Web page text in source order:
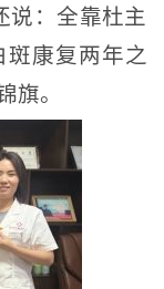
说：全靠杜主
康复两年之
旗。